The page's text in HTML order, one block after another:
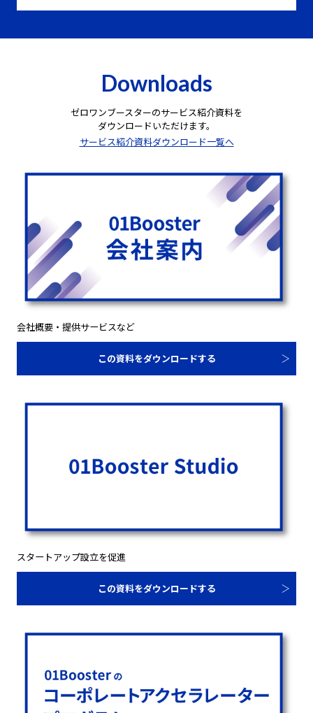
Downloads
ゼロワンブースターのサービス紹介資料を
ダウンロードいただけます。
サービス紹介資料ダウンロード一覧へ
会社概要・提供サービスなど
この資料をダウンロードする
スタートアップ設立を促進
この資料をダウンロードする